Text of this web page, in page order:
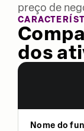
preço de
dos
Nome do